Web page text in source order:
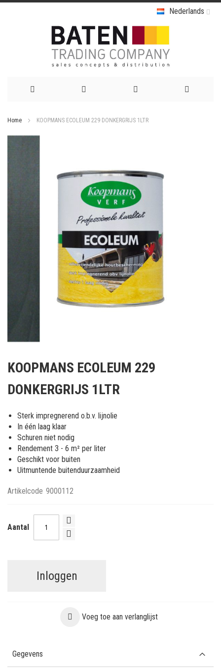
Nederlands
Home KOOPMANS ECOLEUM 229 DONKERGRIJS 1LTR
het
van
afbeeldingen-
gallerij
KOOPMANS ECOLEUM 229
DONKERGRIJS 1LTR
Sterk impregnerend o.b.v. lijnolie
In één laag klaar
Schuren niet nodig
Rendement 3 - 6 m² per liter
Geschikt voor buiten
Uitmuntende buitenduurzaamheid
Artikelcode 9000112
Aantal
Inloggen
Voeg toe aan verlanglijst
Gegevens